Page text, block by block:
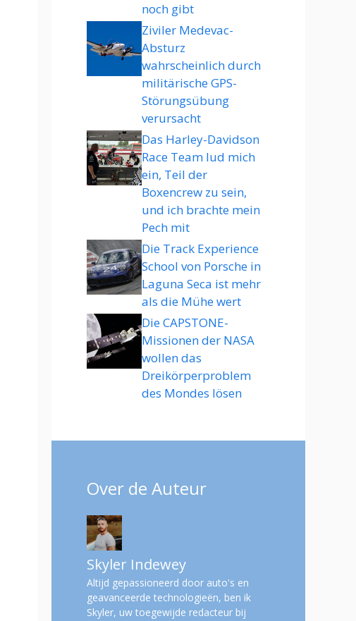
noch gibt
Ziviler Medevac-
Absturz
wahrscheinlich durch
militärische GPS-
Störungsübung
verursacht
Das Harley-Davidson
Race Team lud mich
ein, Teil der
Boxencrew zu sein,
und ich brachte mein
Pech mit
Die Track Experience
School von Porsche in
Laguna Seca ist mehr
als die Mühe wert
Die CAPSTONE-
Missionen der NASA
wollen das
Dreikörperproblem
des Mondes lösen
Over de Auteur
Skyler Indewey
Altijd gepassioneerd door auto's en
geavanceerde technologieën, ben ik
Skyler, uw toegewijde redacteur bij